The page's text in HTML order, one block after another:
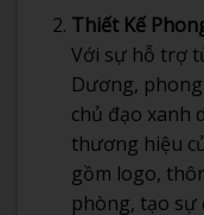
Thiết Kế
Với sự hỗ trợ
Dương,
chủ đạo xanh
thương hiệu
gồm logo,
phòng, tạo sự